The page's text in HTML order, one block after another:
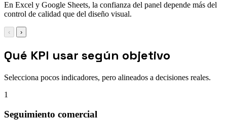
En Excel y Google Sheets, la confianza del panel depende más del
control de calidad que del diseño visual.
‹ ›
Qué KPI usar según objetivo
Selecciona pocos indicadores, pero alineados a decisiones reales.
1
Seguimiento comercial